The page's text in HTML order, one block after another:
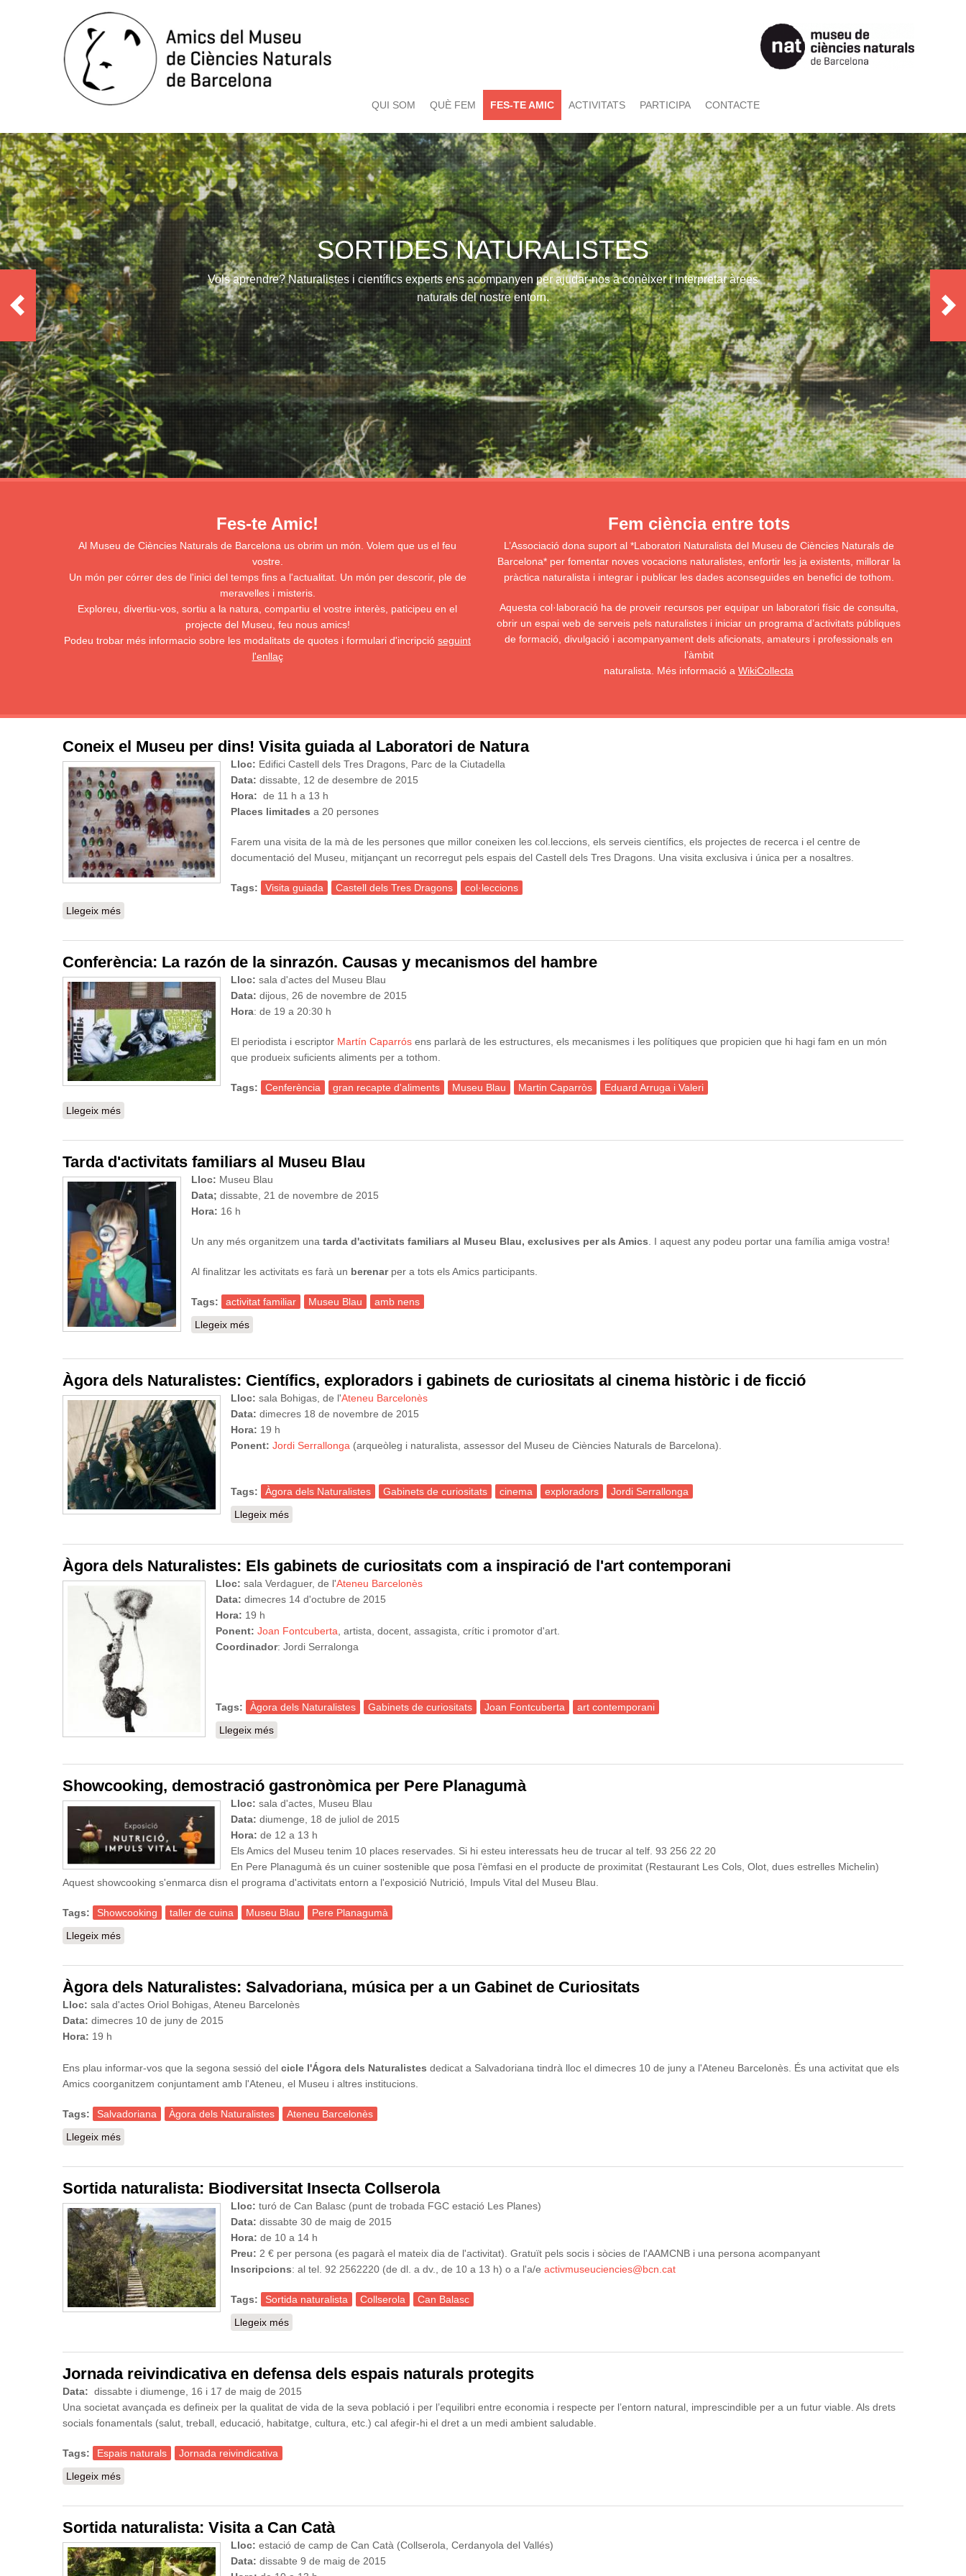
QUI SOM QUÈ FEM FES-TE AMIC ACTIVITATS PARTICIPA CONTACTE
SORTIDES NATURALISTES
Vols aprendre? Naturalistes i científics experts ens acompanyen per ajudar-nos a conèixer i interpretar àrees
naturals del nostre entorn.
Fes-te Amic!
Al Museu de Ciències Naturals de Barcelona us obrim un món. Volem que us el feu
vostre.
Un món per córrer des de l'inici del temps fins a l'actualitat. Un món per descorir, ple de
meravelles i misteris.
Exploreu, divertiu-vos, sortiu a la natura, compartiu el vostre interès, paticipeu en el
projecte del Museu, feu nous amics!
Podeu trobar més informacio sobre les modalitats de quotes i formulari d'incripció seguint
l'enllaç
Fem ciència entre tots
L’Associació dona suport al *Laboratori Naturalista del Museu de Ciències Naturals de
Barcelona* per fomentar noves vocacions naturalistes, enfortir les ja existents, millorar la
pràctica naturalista i integrar i publicar les dades aconseguides en benefici de tothom.
Aquesta col·laboració ha de proveir recursos per equipar un laboratori físic de consulta,
obrir un espai web de serveis pels naturalistes i iniciar un programa d’activitats públiques
de formació, divulgació i acompanyament dels aficionats, amateurs i professionals en
l’àmbit
naturalista. Més informació a WikiCollecta
Coneix el Museu per dins! Visita guiada al Laboratori de Natura
Lloc: Edifici Castell dels Tres Dragons, Parc de la Ciutadella
Data: dissabte, 12 de desembre de 2015
Hora: de 11 h a 13 h
Places limitades a 20 persones
Farem una visita de la mà de les persones que millor coneixen les col.leccions, els serveis científics, els projectes de recerca i el centre de
documentació del Museu, mitjançant un recorregut pels espais del Castell dels Tres Dragons. Una visita exclusiva i única per a nosaltres.
Tags: Visita guiada Castell dels Tres Dragons
col·leccions
Llegeix més
Conferència: La razón de la sinrazón. Causas y mecanismos del hambre
Lloc: sala d'actes del Museu Blau
Data: dijous, 26 de novembre de 2015
Hora: de 19 a 20:30 h
El periodista i escriptor Martín Caparrós ens parlarà de les estructures, els mecanismes i les polítiques que propicien que hi hagi fam en un món
que produeix suficients aliments per a tothom.
Tags: Cenferència gran recapte d'aliments Museu Blau Martin Caparròs
Eduard Arruga i Valeri
Llegeix més
Tarda d'activitats familiars al Museu Blau
Lloc: Museu Blau
Data; dissabte, 21 de novembre de 2015
Hora: 16 h
Un any més organitzem una tarda d'activitats familiars al Museu Blau, exclusives per als Amics. I aquest any podeu portar una família amiga vostra!
Al finalitzar les activitats es farà un berenar per a tots els Amics participants.
Tags: activitat familiar Museu Blau
amb nens
Llegeix més
Àgora dels Naturalistes: Científics, exploradors i gabinets de curiositats al cinema històric i de ficció
Lloc: sala Bohigas, de l'Ateneu Barcelonès
Data: dimecres 18 de novembre de 2015
Hora: 19 h
Ponent: Jordi Serrallonga (arqueòleg i naturalista, assessor del Museu de Ciències Naturals de Barcelona).
Tags: Àgora dels Naturalistes Gabinets de curiositats cinema exploradors
Jordi Serrallonga
Llegeix més
Àgora dels Naturalistes: Els gabinets de curiositats com a inspiració de l'art contemporani
Lloc: sala Verdaguer, de l'Ateneu Barcelonès
Data: dimecres 14 d'octubre de 2015
Hora: 19 h
Ponent: Joan Fontcuberta , artista, docent, assagista, crític i promotor d'art.
Coordinador: Jordi Serralonga
Tags: Àgora dels Naturalistes Gabinets de curiositats Joan Fontcuberta
art contemporani
Llegeix més
Showcooking, demostració gastronòmica per Pere Planagumà
Lloc: sala d'actes, Museu Blau
Data: diumenge, 18 de juliol de 2015
Hora: de 12 a 13 h
Els Amics del Museu tenim 10 places reservades. Si hi esteu interessats heu de trucar al telf. 93 256 22 20
En Pere Planagumà és un cuiner sostenible que posa l'èmfasi en el producte de proximitat (Restaurant Les Cols, Olot, dues estrelles Michelin)
Aquest showcooking s'enmarca disn el programa d'activitats entorn a l'exposició Nutrició, Impuls Vital del Museu Blau.
Tags: Showcooking taller de cuina Museu Blau
Pere Planagumà
Llegeix més
Àgora dels Naturalistes: Salvadoriana, música per a un Gabinet de Curiositats
Lloc: sala d'actes Oriol Bohigas, Ateneu Barcelonès
Data: dimecres 10 de juny de 2015
Hora: 19 h
Ens plau informar-vos que la segona sessió del cicle l'Ágora dels Naturalistes dedicat a Salvadoriana tindrà lloc el dimecres 10 de juny a l'Ateneu Barcelonès. És una activitat que els
Amics coorganitzem conjuntament amb l'Ateneu, el Museu i altres institucions.
Tags: Salvadoriana Àgora dels Naturalistes
Ateneu Barcelonès
Llegeix més
Sortida naturalista: Biodiversitat Insecta Collserola
Lloc: turó de Can Balasc (punt de trobada FGC estació Les Planes)
Data: dissabte 30 de maig de 2015
Hora: de 10 a 14 h
Preu: 2 € per persona (es pagarà el mateix dia de l'activitat). Gratuït pels socis i sòcies de l'AAMCNB i una persona acompanyant
Inscripcions: al tel. 92 2562220 (de dl. a dv., de 10 a 13 h) o a l'a/e activmuseuciencies@bcn.cat
Tags: Sortida naturalista Collserola
Can Balasc
Llegeix més
Jornada reivindicativa en defensa dels espais naturals protegits
Data: dissabte i diumenge, 16 i 17 de maig de 2015
Una societat avançada es defineix per la qualitat de vida de la seva població i per l’equilibri entre economia i respecte per l’entorn natural, imprescindible per a un futur viable. Als drets
socials fonamentals (salut, treball, educació, habitatge, cultura, etc.) cal afegir-hi el dret a un medi ambient saludable.
Tags: Espais naturals
Jornada reivindicativa
Llegeix més
Sortida naturalista: Visita a Can Catà
Lloc: estació de camp de Can Catà (Collserola, Cerdanyola del Vallés)
Data: dissabte 9 de maig de 2015